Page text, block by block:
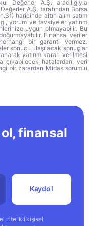
Değerler A.Ş. aracılığıyla
A.Ş. tarafından Borsa
haricinde altın alım satım
yorum ve tavsiyeler yatırım
uygun olmayabilir. Bu
Finansal veriler
bir garanti vermez.
sonucu ulaşılacak sonuçlar
yatırım kararı verilmesi
çıkabilecek hatalardan, veri
bir zarardan Midas sorumlu
ol, finansal
Kaydol
nitelikli kişisel